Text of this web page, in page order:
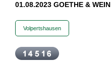
01.08.2023 GOETHE & WEIN
Volpertshausen